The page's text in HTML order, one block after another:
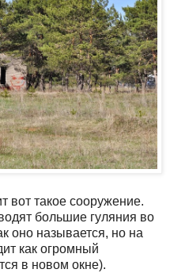
вот такое сооружение.
большие гуляния во
оно называется, но на
как огромный
в новом окне).